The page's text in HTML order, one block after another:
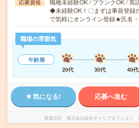
応募資格
職種未経験OK / ブランクOK / 英
◆未経験OK！〇まずは事前登録
で気軽にオンライン登録★氏名
職場の雰囲気
年齢層
20代
30代 40代
気になる! 応募へ進む
派遣会社 株式会社綜合キャリアオプション